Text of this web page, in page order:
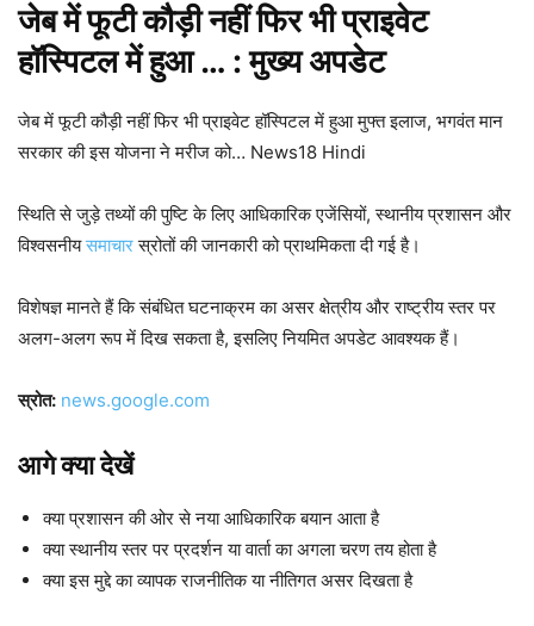
जेब में फूटी कौड़ी नहीं फिर भी प्राइवेट
हॉस्पिटल में हुआ … : मुख्यअपडेट
जेब में फूटी कौड़ी नहीं फिर भी प्राइवेट हॉस्पिटल में हुआ मुफ्त इलाज, भगवंत मान
सरकार की इस योजना ने मरीज को… News18 Hindi
स्थिति से जुड़े तथ्यों की पुष्टि के लिए आधिकारिक एजेंसियों, स्थानीय प्रशासन और
विश्वसनीयसमाचारस्रोतों की जानकारी को प्राथमिकता दी गई है।
विशेषज्ञ मानते हैं कि संबंधित घटनाक्रम का असर क्षेत्रीय और राष्ट्रीय स्तर पर
अलग-अलग रूप में दिख सकता है, इसलिए नियमित अपडेट आवश्यक हैं।
स्रोत: news.google.com
आगे क्या देखें
क्या प्रशासन की ओर से नया आधिकारिक बयान आता है
क्या स्थानीय स्तर पर प्रदर्शन या वार्ता का अगला चरण तय होता है
क्या इस मुद्दे का व्यापक राजनीतिक या नीतिगत असर दिखता है